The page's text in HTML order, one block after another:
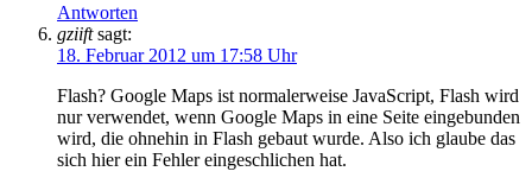
Antworten
gziift sagt:
18. Februar 2012 um 17:58 Uhr
Flash? Google Maps ist normalerweise JavaScript, Flash wird
nur verwendet, wenn Google Maps in eine Seite eingebunden
wird, die ohnehin in Flash gebaut wurde. Also ich glaube das
sich hier ein Fehler eingeschlichen hat.